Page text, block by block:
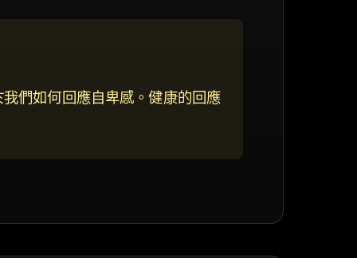
們如何回應自卑感。健康的回應